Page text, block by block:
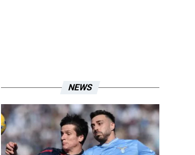
NEWS